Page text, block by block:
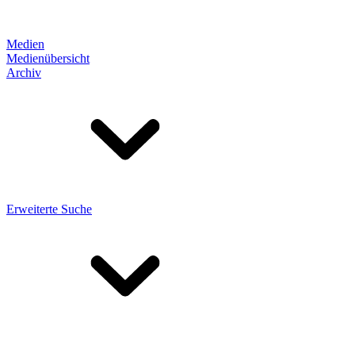
Medien
Medienübersicht
Archiv
Erweiterte Suche